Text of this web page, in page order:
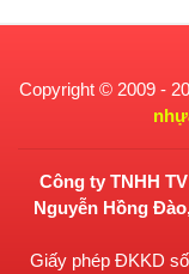
Copyright © 2009 -
Công ty TNHH
Nguyễn Hồng
Giấy phép ĐKKD